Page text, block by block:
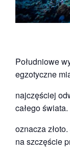
Południowe
egzotyczne
najczęściej
całego
oznacza
na szczęście